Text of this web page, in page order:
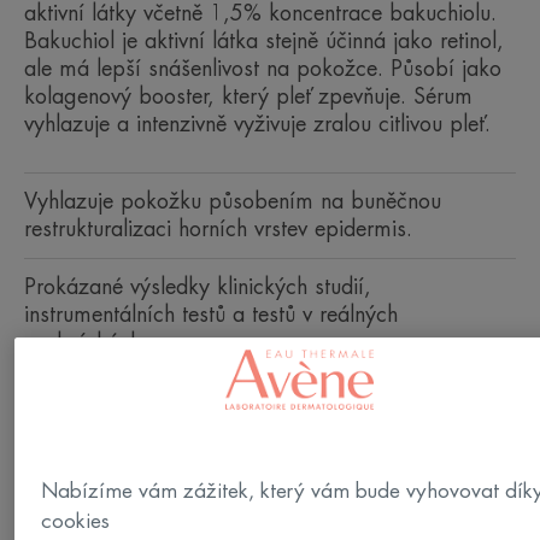
aktivní látky včetně 1,5% koncentrace bakuchiolu.
Bakuchiol je aktivní látka stejně účinná jako retinol,
ale má lepší snášenlivost na pokožce. Působí jako
kolagenový booster, který pleť zpevňuje. Sérum
vyhlazuje a intenzivně vyživuje zralou citlivou pleť.
Vyhlazuje pokožku působením na buněčnou
restrukturalizaci horních vrstev epidermis.
Prokázané výsledky klinických studií,
instrumentálních testů a testů v reálných
podmínkách.
pumpičkou
Lze použít pro
Nabízíme vám zážitek, který vám bude vyhovovat
cookies